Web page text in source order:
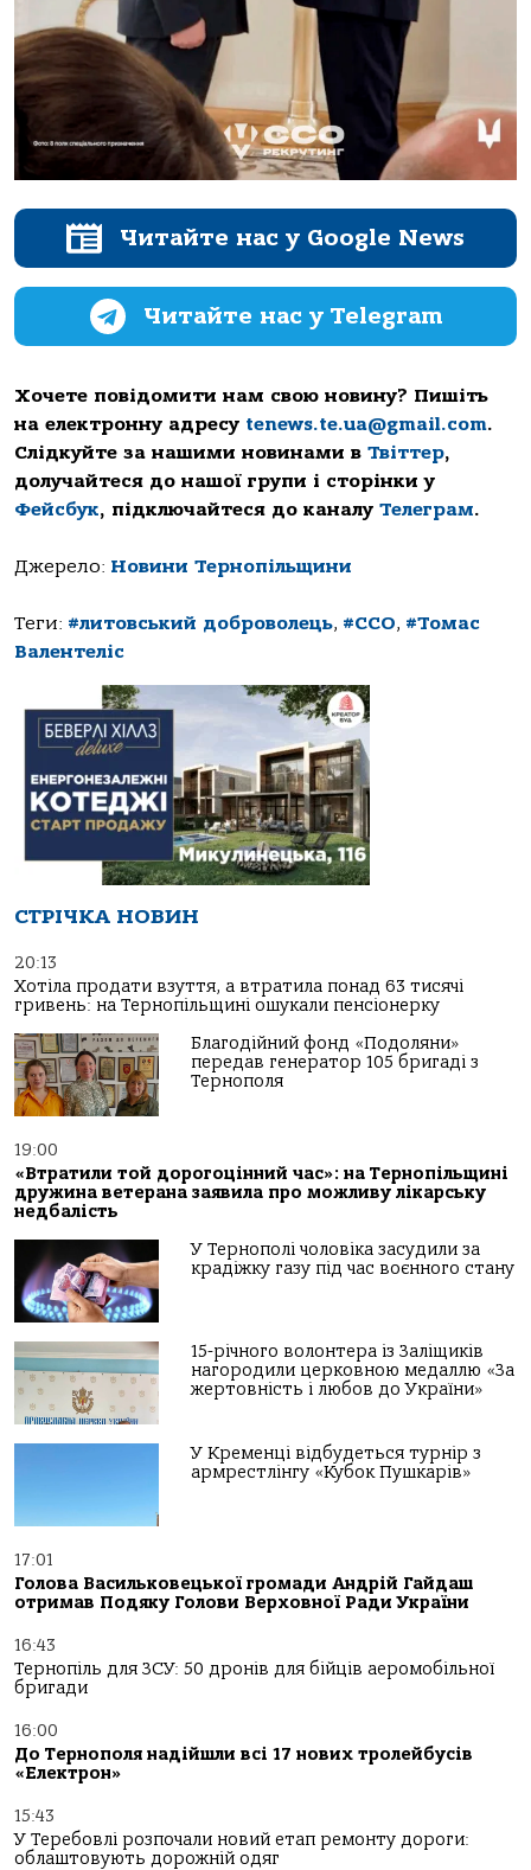
Читайте нас у Google News
Читайте нас у Telegram
Хочете повідомити нам свою новину? Пишіть
на електронну адресу tenews.te.ua@gmail.com.
Слідкуйте за нашими новинами в Твіттер,
долучайтеся до нашої групи і сторінки у
Фейсбук, підключайтеся до каналу Телеграм.
Джерело: Новини Тернопільщини
Теги: #литовський доброволець, #ССО, #Томас
Валентеліс
СТРІЧКА НОВИН
20:13
Хотіла продати взуття, а втратила понад 63 тисячі
гривень: на Тернопільщині ошукали пенсіонерку
Благодійний фонд «Подоляни»
передав генератор 105 бригаді з
Тернополя
19:00
«Втратили той дорогоцінний час»: на Тернопільщині
дружина ветерана заявила про можливу лікарську
недбалість
У Тернополі чоловіка засудили за
крадіжку газу під час воєнного стану
15-річного волонтера із Заліщиків
нагородили церковною медаллю «За
жертовність і любов до України»
У Кременці відбудеться турнір з
армрестлінгу «Кубок Пушкарів»
17:01
Голова Васильковецької громади Андрій Гайдаш
отримав Подяку Голови Верховної Ради України
16:43
Тернопіль для ЗСУ: 50 дронів для бійців аеромобільної
бригади
16:00
До Тернополя надійшли всі 17 нових тролейбусів
«Електрон»
15:43
У Теребовлі розпочали новий етап ремонту дороги:
облаштовують дорожній одяг